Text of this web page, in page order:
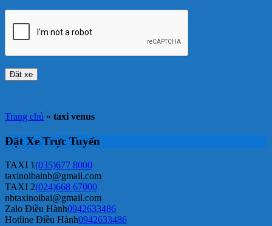
Trang chủ » taxi venus
Đặt Xe Trực Tuyến
TAXI 1(035)677 8000
taxinoibainb@gmail.com
TAXI 2(024)668 67000
nbtaxinoibai@gmail.com
Zalo Điều Hành0942633486
Hotline Điều Hành0942633486